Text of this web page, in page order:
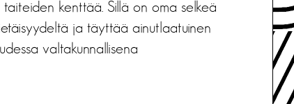
kenttää. Sillä on oma selkeä
ja täyttää ainutlaatuinen
valtakunnallisena